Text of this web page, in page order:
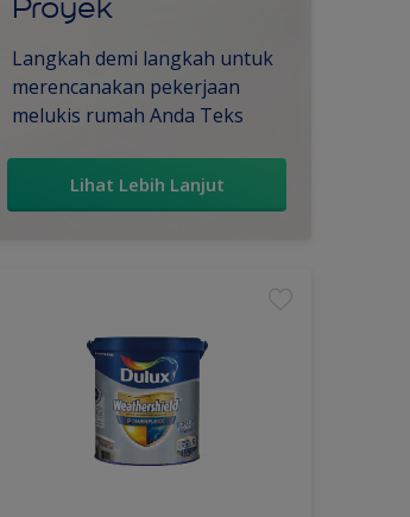
Langkah demi langkah untuk
merencanakan pekerjaan
melukis rumah Anda Teks
Lihat Lebih Lanjut